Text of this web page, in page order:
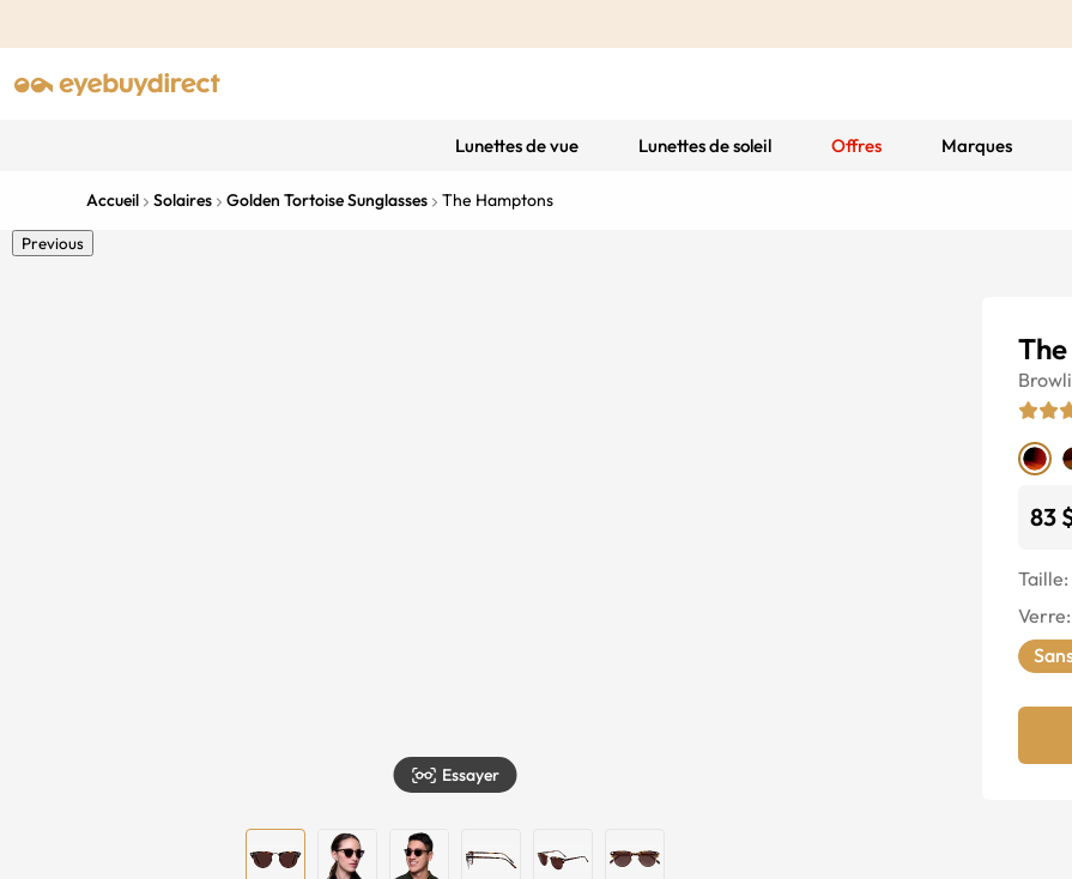
Lunettes de vue Lunettes de soleil Offres Marques
Accueil Solaires Golden Tortoise Sunglasses The Hamptons
Previous
Essayer
83
Taille:
Verre: